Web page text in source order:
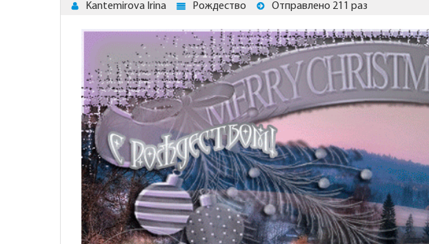
Kantemirova Irina Рождество Отправлено 211 раз